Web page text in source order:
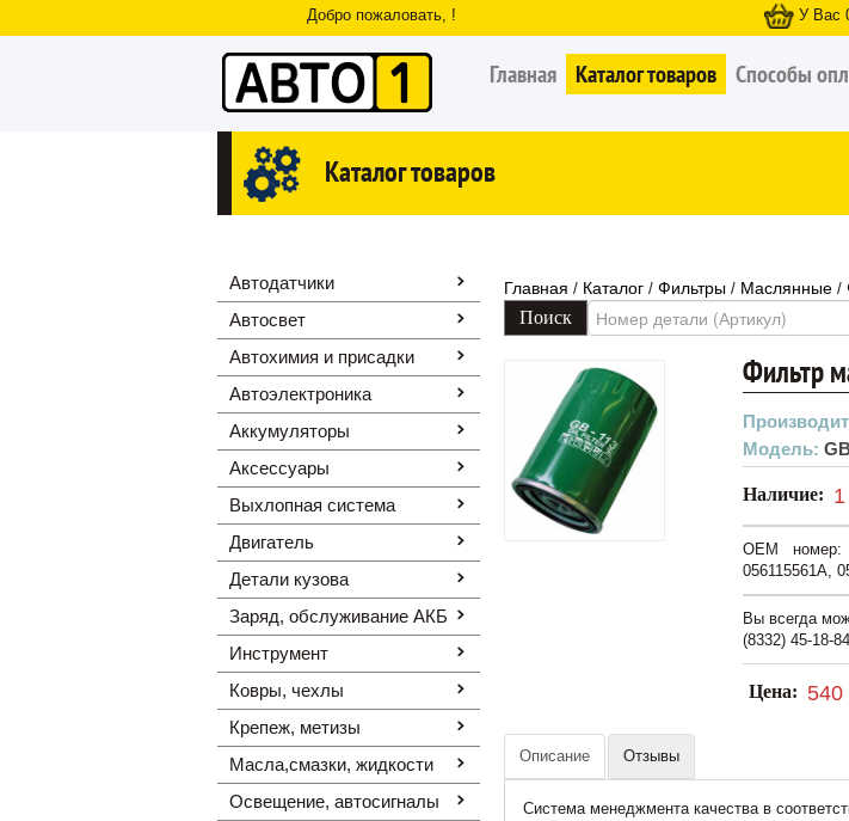
Добро пожаловать, ! У Вас
Главная Каталог товаров Способы
Каталог товаров
Автодатчики
Автосвет
Автохимия и присадки
Автоэлектроника
Аккумуляторы
Аксессуары
Выхлопная система
Двигатель
Детали кузова
Заряд, обслуживание АКБ
Инструмент
Ковры, чехлы
Крепеж, метизы
Масла,смазки, жидкости
Освещение, автоcигналы
Главная / Каталог / Фильтры / Маслянные /
Фильтр
Модель:
Наличие: 1
OEM номер:
056115561A,
Вы всегда
(8332) 45-18-
Цена: 540
Описание Отзывы
Система менеджмента качества в